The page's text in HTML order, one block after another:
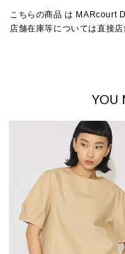
こちらの商品 は MARcourt
店舗在庫等については直接
YOU